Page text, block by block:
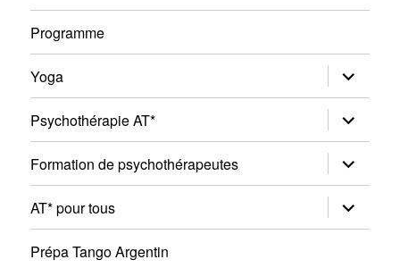
Programme
Yoga
ouvrir
le
sous-
menu
Psychothérapie AT*
ouvrir
le
sous-
menu
Formation de psychothérapeutes
ouvrir
le
sous-
menu
AT* pour tous
ouvrir
le
sous-
Prépa Tango Argentin